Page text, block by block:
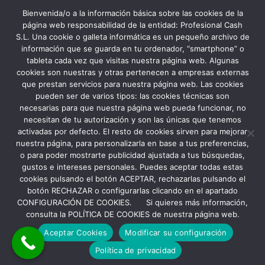
Profesional Cash Murcia:
Copyright Profesional Cash S.L 2022Aviso Legal y Política de Privacidad
Política de Cookies
Bienvenida/o a la información básica sobre las cookies de la
página web responsabilidad de la entidad: Profesional Cash
S.L. Una cookie o galleta informática es un pequeño archivo de
información que se guarda en tu ordenador, “smartphone” o
tableta cada vez que visitas nuestra página web. Algunas
cookies son nuestras y otras pertenecen a empresas externas
que prestan servicios para nuestra página web. Las cookies
pueden ser de varios tipos: las cookies técnicas son
necesarias para que nuestra página web pueda funcionar, no
necesitan de tu autorización y son las únicas que tenemos
activadas por defecto. El resto de cookies sirven para mejorar
nuestra página, para personalizarla en base a tus preferencias,
o para poder mostrarte publicidad ajustada a tus búsquedas,
gustos e intereses personales. Puedes aceptar todas estas
cookies pulsando el botón ACEPTAR, rechazarlas pulsando el
botón RECHAZAR o configurarlas clicando en el apartado
CONFIGURACIÓN DE COOKIES. Si quieres más información,
consulta la POLÍTICA DE COOKIES de nuestra página web.
Aceptar Cookies
Modificar su configuración
Política de privacidad